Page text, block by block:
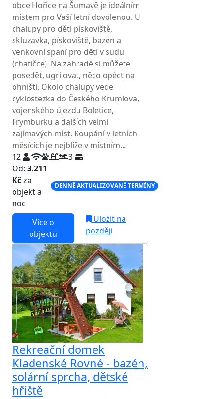
obce Hořice na Šumavě je ideálním
místem pro Vaší letní dovolenou. U
chalupy pro děti pískoviště,
skluzavka, pískoviště, bazén a
venkovní spaní pro děti v sudu
(chatičce). Na zahradě si můžete
posedět, ugrilovat, něco opéct na
ohništi. Okolo chalupy vede
cyklostezka do Českého Krumlova,
vojenského újezdu Boletice,
Frymburku a dalších velmi
zajímavých míst. Koupání v letních
měsících je nejblíže v místním...
12
3
Od: 3.211
Kčza
objekt a
noc
DENNĚ AKTUALIZOVANÉ TERMÍNY
Více o
objektu
Uložit na
později
Rekreační domek
Kladenské Rovné - bazén,
solární sprcha, dětské
hřiště